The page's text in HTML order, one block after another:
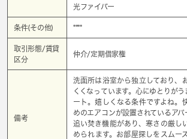
光ファイバー
条件(その他) ****
取引形態/賃貸
区分
仲介/定期借家権
備考
洗面所は浴室から独立しており、
くくなっています。心にゆとりが
ート。嬉しくなる条件ですよね。
めのエアコンが設置されているアパ
追い焚き機能があり、寒さの厳し
められます。お部屋探しをスム